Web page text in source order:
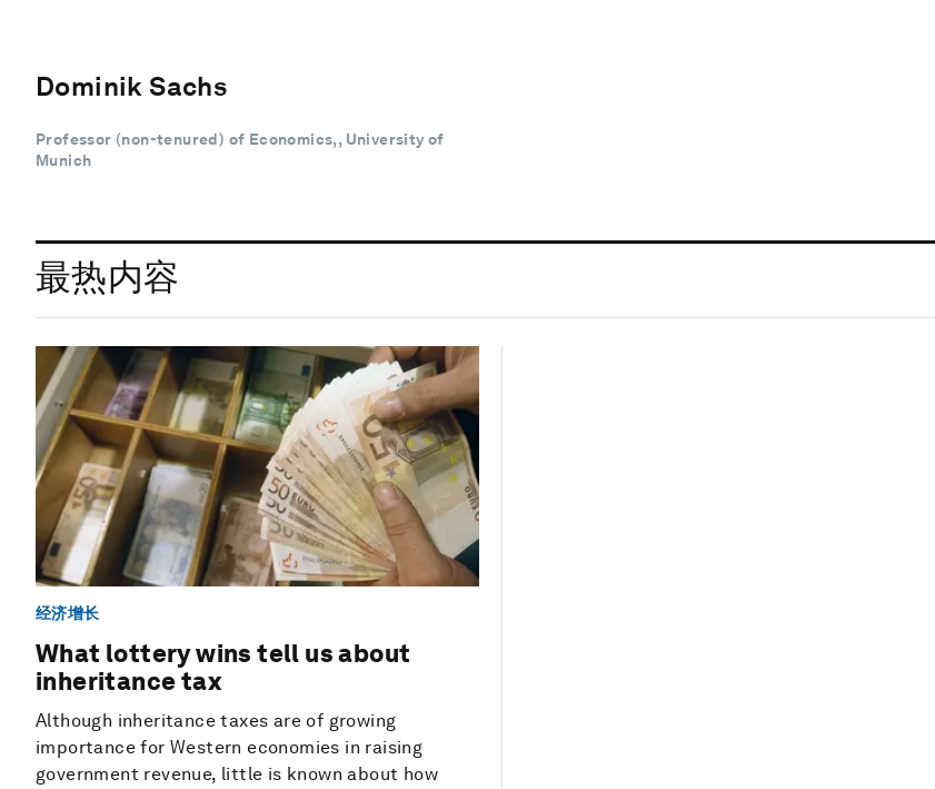
Dominik Sachs
Professor (non-tenured) of Economics,, University of
Munich
最热内容
经济增长
What lottery wins tell us about
inheritance tax
Although inheritance taxes are of growing
importance for Western economies in raising
government revenue, little is known about how